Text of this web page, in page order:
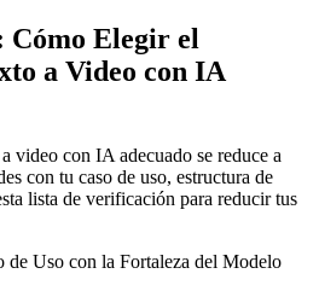
Cómo Elegir el
a Video con IA
video con IA adecuado se reduce a
con tu caso de uso, estructura de
lista de verificación para reducir tus
de Uso con la Fortaleza del Modelo